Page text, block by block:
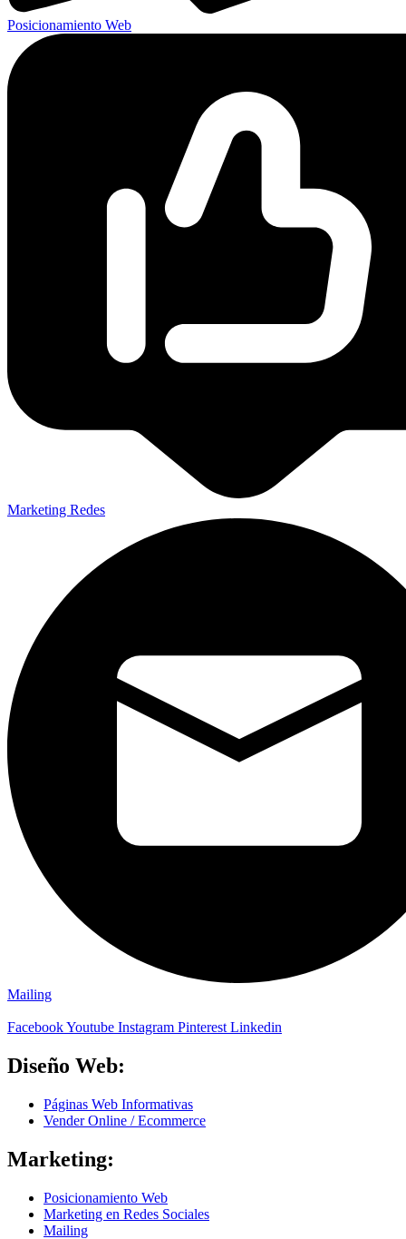
Posicionamiento Web
Marketing Redes
Mailing
FacebookYoutube Instagram Pinterest Linkedin
Diseño Web:
Páginas Web Informativas
Vender Online / Ecommerce
Marketing:
Posicionamiento Web
Marketing en Redes Sociales
Mailing